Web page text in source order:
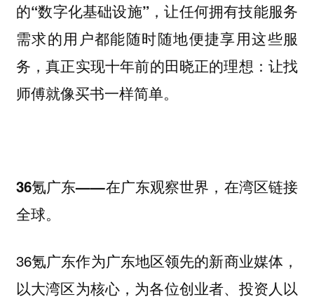
的“数字化基础设施”，让任何拥有技能服务
需求的用户都能随时随地便捷享用这些服
务，真正实现十年前的田晓正的理想：让找
师傅就像买书一样简单。
36氪广东——在广东观察世界，在湾区链接
全球。
36氪广东作为广东地区领先的新商业媒体，
以大湾区为核心，为各位创业者、投资人以